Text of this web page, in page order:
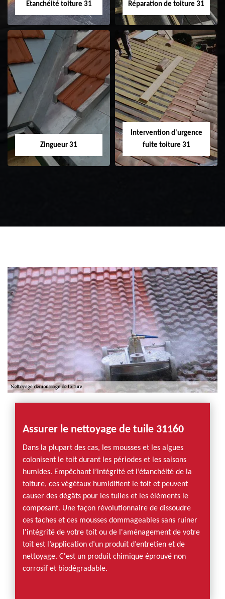
Etanchéité toiture 31
Etanchéité toiture
31
Réparation de toiture 31
Réparation de
toiture 31
Zingueur 31
Intervention d'urgence
fuite toiture 31
Assurer le nettoyage de tuile 31160
Dans la plupart des cas, les mousses et les algues
colonisent le toit durant les périodes et les saisons
humides. Empêchant l’intégrité et l’étanchéité de la
toiture, ces végétaux humidifient le toit et peuvent
causer des dégâts pour les tuiles et les éléments le
composant. Une façon révolutionnaire de dissoudre
ces taches et ces mousses dommageables sans ruiner
l'intégrité de votre toit ou de l'aménagement de votre
toit est l’application d’un produit d’entretien et de
nettoyage. C'est un produit chimique éprouvé non
corrosif et biodégradable.